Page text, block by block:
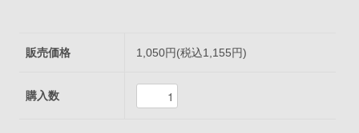
販売価格 1,050円(税込1,155円)
購入数